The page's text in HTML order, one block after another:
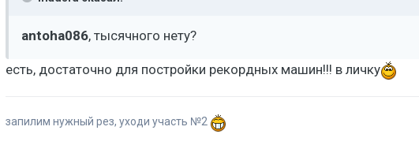
antoha086, тысячного нету?
есть, достаточно для постройки рекордных машин!!! в личку
запилим нужный рез, уходи участь №2